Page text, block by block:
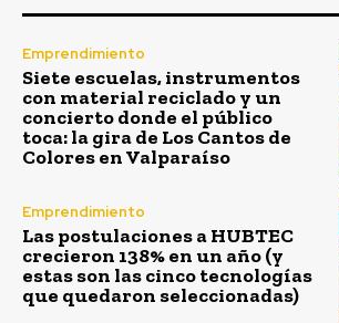
Emprendimiento
Siete escuelas, instrumentos
con material reciclado y un
concierto donde el público
toca: la gira de Los Cantos de
Colores en Valparaíso
Emprendimiento
Las postulaciones a HUBTEC
crecieron 138% en un año (y
estas son las cinco tecnologías
que quedaron seleccionadas)